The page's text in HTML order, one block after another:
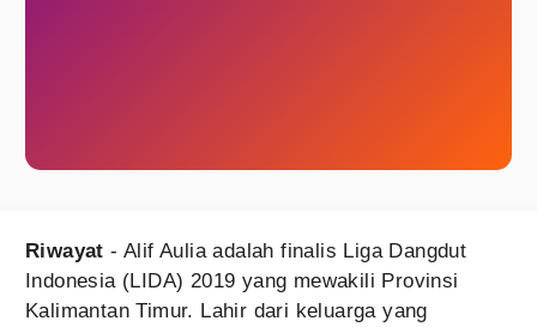
Riwayat - Alif Aulia adalah finalis Liga Dangdut
Indonesia (LIDA) 2019 yang mewakili Provinsi
Kalimantan Timur. Lahir dari keluarga yang